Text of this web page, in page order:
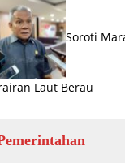
Soroti
Laut Berau